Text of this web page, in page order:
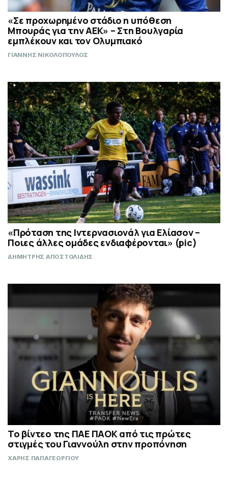
«Σε προχωρημένο στάδιο η υπόθεση
Μπουράς για την ΑΕΚ» – Στη Βουλγαρία
εμπλέκουν και τον Ολυμπιακό
ΓΙΑΝΝΗΣ ΝΙΚΟΛΟΠΟΥΛΟΣ
«Πρόταση της Ιντερνασιονάλ για Ελίασον –
Ποιες άλλες ομάδες ενδιαφέρονται» (pic)
ΔΗΜΗΤΡΗΣ ΑΠΟΣΤΟΛΙΔΗΣ
Το βίντεο της ΠΑΕ ΠΑΟΚ από τις πρώτες
στιγμές του Γιαννούλη στην προπόνηση
ΧΑΡΗΣ ΠΑΠΑΓΕΩΡΓΙΟΥ